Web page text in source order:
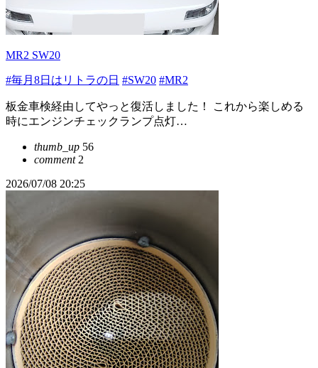
MR2 SW20
#毎月8日はリトラの日 #SW20 #MR2
板金車検経由してやっと復活しました！ これから楽しめる
時にエンジンチェックランプ点灯…
thumb_up 56
comment2
2026/07/08 20:25